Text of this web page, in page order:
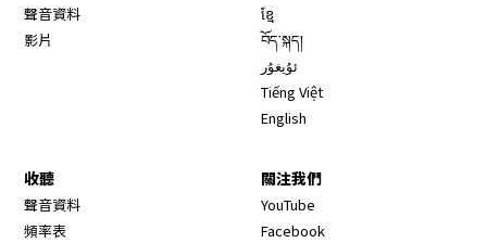
聲音資料
影片
ខ្មែ
བོད་སྐད།
ئۇيغۇر
Tiếng Việt
English
收聽
聲音資料
頻率表
關注我們
YouTube
Facebook